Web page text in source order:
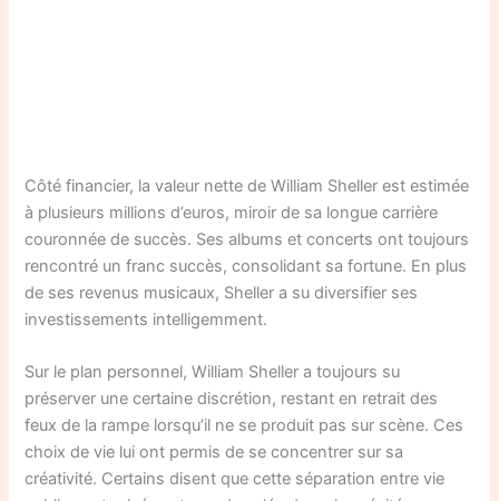
Côté financier, la valeur nette de William Sheller est estimée
à plusieurs millions d’euros, miroir de sa longue carrière
couronnée de succès. Ses albums et concerts ont toujours
rencontré un franc succès, consolidant sa fortune. En plus
de ses revenus musicaux, Sheller a su diversifier ses
investissements intelligemment.
Sur le plan personnel, William Sheller a toujours su
préserver une certaine discrétion, restant en retrait des
feux de la rampe lorsqu’il ne se produit pas sur scène. Ces
choix de vie lui ont permis de se concentrer sur sa
créativité. Certains disent que cette séparation entre vie